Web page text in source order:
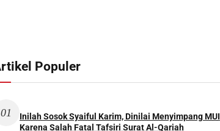
Populer
01
Inilah Sosok Syaiful Karim, Dinilai Menyimpang MUI
Karena Salah Fatal Tafsiri Surat Al-Qariah